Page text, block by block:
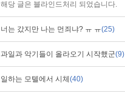
해당 글은 블라인드처리 되었습니다.
너는 갔지만 나는 먼죄냐? ㅠ ㅠ(25)
과일과 악기들이 올라오기 시작했군(9)
일하는 모텔에서 시체 (40)